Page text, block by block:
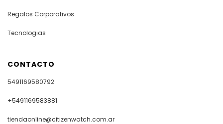
Regalos Corporativos
Tecnologias
CONTACTO
5491169580792
+5491169583881
tiendaonline@citizenwatch.com.ar